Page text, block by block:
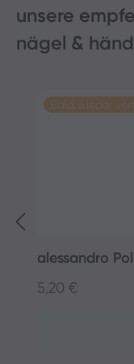
unsere
nägel &
Produktgalerie
Bald wieder
alessandro
Regulärer Preis:
5,20 €